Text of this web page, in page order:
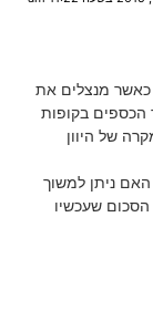
15% על הרווחים כאשר מנצלים את
בקופות
על מקרה של היוון
מעט מעל 93,117 ש"ח, האם ניתן למשוך
שעכשיו